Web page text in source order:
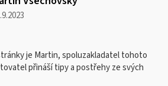
je Martin, spoluzakladatel tohoto
přináší tipy a postřehy ze svých